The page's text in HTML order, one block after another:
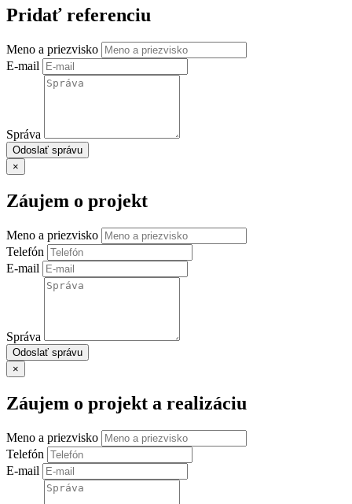
Pridať referenciu
Meno a priezvisko
E-mail
Správa
Odoslať správu
×
Záujem o projekt
Meno a priezvisko
Telefón
E-mail
Správa
Odoslať správu
×
Záujem o projekt a realizáciu
Meno a priezvisko
Telefón
E-mail